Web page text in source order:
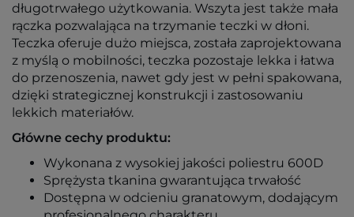
długotrwałego użytkowania. Wszyta jest także mała
rączka pozwalająca na trzymanie teczki w dłoni.
Teczka oferuje dużo miejsca, została zaprojektowana
z myślą o mobilności, teczka pozostaje lekka i łatwa
do przenoszenia, nawet gdy jest w pełni spakowana,
dzięki strategicznej konstrukcji i zastosowaniu
lekkich materiałów.
Główne cechy produktu:
Wykonana z wysokiej jakości poliestru 600D
Sprężysta tkanina gwarantująca trwałość
Dostępna w odcieniu granatowym, dodającym